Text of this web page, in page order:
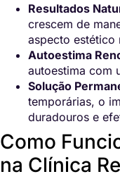
Resultados
crescem de
aspecto estético
Autoestima
autoestima com
Solução
temporárias, o
duradouros e
Como
na Clínica